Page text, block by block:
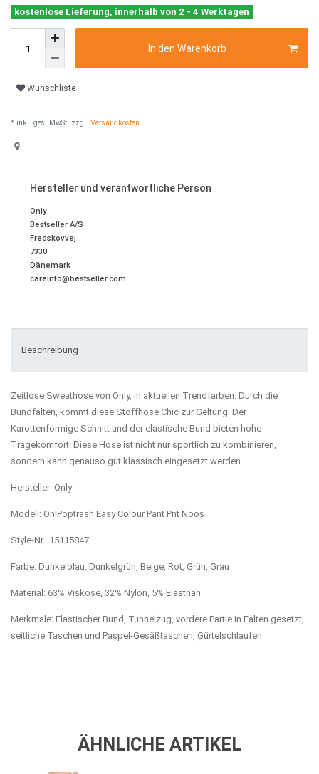
kostenlose Lieferung, innerhalb von 2 - 4 Werktagen
In den Warenkorb
Wunschliste
* inkl. ges. MwSt. zzgl. Versandkosten
Hersteller und verantwortliche Person
Only
Bestseller A/S
Fredskovvej
7330
Dänemark
careinfo@bestseller.com
Beschreibung
Zeitlose Sweathose von Only, in aktuellen Trendfarben. Durch die
Bundfalten, kommt diese Stoffhose Chic zur Geltung. Der
Karottenförmige Schnitt und der elastische Bund bieten hohe
Tragekomfort. Diese Hose ist nicht nur sportlich zu kombinieren,
sondern kann genauso gut klassisch eingesetzt werden.
Hersteller: Only
Modell: OnlPoptrash Easy Colour Pant Pnt Noos
Style-Nr.: 15115847
Farbe: Dunkelblau, Dunkelgrün, Beige, Rot, Grün, Grau
Material: 63% Viskose, 32% Nylon, 5% Elasthan
Merkmale: Elastischer Bund, Tunnelzug, vordere Partie in Falten gesetzt,
seitliche Taschen und Paspel-Gesäßtaschen, Gürtelschlaufen
ÄHNLICHE ARTIKEL